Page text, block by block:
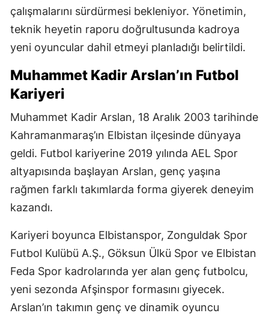
çalışmalarını sürdürmesi bekleniyor. Yönetimin,
teknik heyetin raporu doğrultusunda kadroya
yeni oyuncular dahil etmeyi planladığı belirtildi.
Muhammet Kadir Arslan’ın Futbol
Kariyeri
Muhammet Kadir Arslan, 18 Aralık 2003 tarihinde
Kahramanmaraş’ın Elbistan ilçesinde dünyaya
geldi. Futbol kariyerine 2019 yılında AEL Spor
altyapısında başlayan Arslan, genç yaşına
rağmen farklı takımlarda forma giyerek deneyim
kazandı.
Kariyeri boyunca Elbistanspor, Zonguldak Spor
Futbol Kulübü A.Ş., Göksun Ülkü Spor ve Elbistan
Feda Spor kadrolarında yer alan genç futbolcu,
yeni sezonda Afşinspor formasını giyecek.
Arslan’ın takımın genç ve dinamik oyuncu